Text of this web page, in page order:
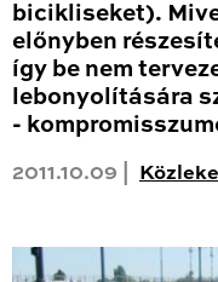
bicikliseket).
előnyben
így be nem
lebonyolítására
-
2011.10.09 |